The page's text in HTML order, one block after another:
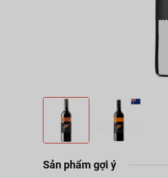
Sản phẩm gợi ý